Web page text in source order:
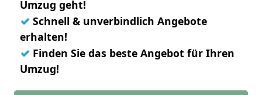
Umzug geht!
✓ Schnell & unverbindlich Angebote
erhalten!
✓ Finden Sie das beste Angebot für Ihren
Umzug!